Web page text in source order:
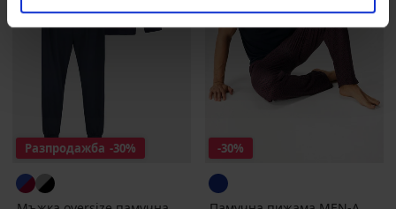
Разпродажба -30% -30%